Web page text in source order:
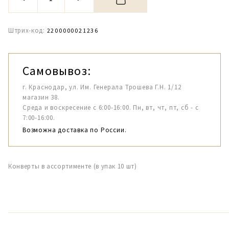
Штрих-код: 2200000021236
Самовывоз:
г. Краснодар, ул. Им. Генерала Трошева Г.Н. 1/12
магазин 38.
Среда и воскресение с 6:00-16:00. Пн, вт, чт, пт, сб - с
7:00-16:00.
Возможна доставка по России.
Конверты в ассортименте (в упак 10 шт)